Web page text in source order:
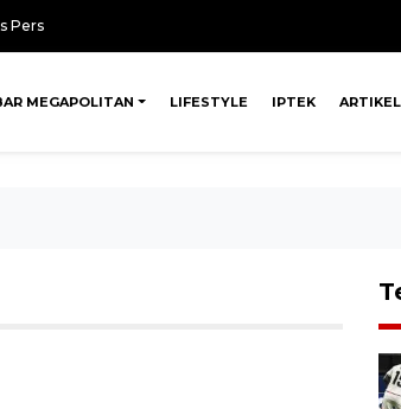
Pers
MEGAPOLITAN LIFESTYLE IPTEK ARTIKEL